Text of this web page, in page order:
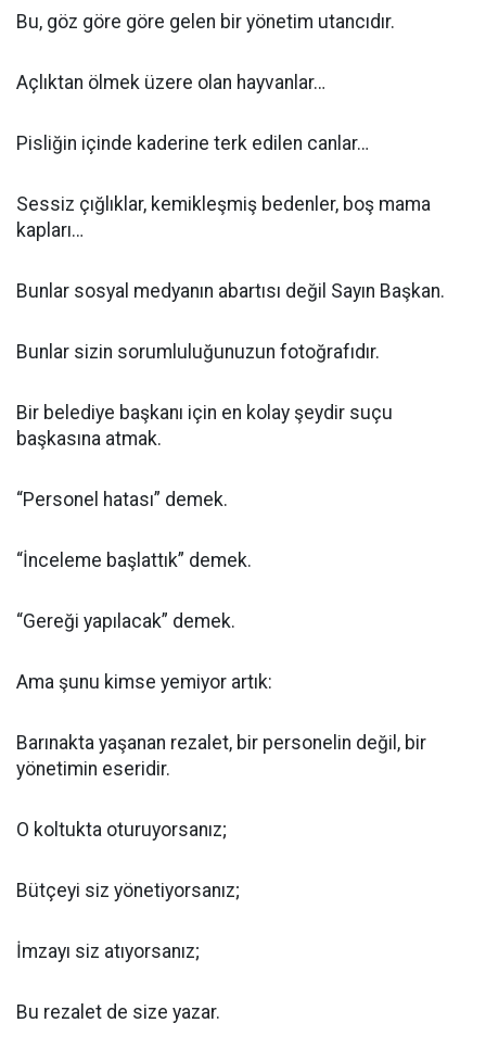
Bu, göz göre göre gelen bir yönetim utancıdır.
Açlıktan ölmek üzere olan hayvanlar…
Pisliğin içinde kaderine terk edilen canlar…
Sessiz çığlıklar, kemikleşmiş bedenler, boş mama
kapları…
Bunlar sosyal medyanın abartısı değil Sayın Başkan.
Bunlar sizin sorumluluğunuzun fotoğrafıdır.
Bir belediye başkanı için en kolay şeydir suçu
başkasına atmak.
“Personel hatası” demek.
“İnceleme başlattık” demek.
“Gereği yapılacak” demek.
Ama şunu kimse yemiyor artık:
Barınakta yaşanan rezalet, bir personelin değil, bir
yönetimin eseridir.
O koltukta oturuyorsanız;
Bütçeyi siz yönetiyorsanız;
İmzayı siz atıyorsanız;
Bu rezalet de size yazar.